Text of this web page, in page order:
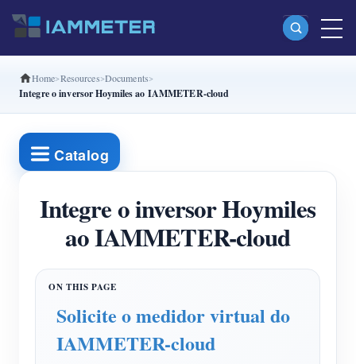
Produtos
Fase dividida Medidor de energia Wi-Fi (WEM2067)
Trifásico Medidor de energia Wi-Fi (WEM3046T)
Trifásico Medidor de energia Wi-Fi (WEM3050T)
Controlador de potência WiFi
Home Resources Documents
Integre o inversor Hoymiles ao IAMMETER-cloud
Catalog
Integre o inversor Hoymiles
ao IAMMETER-cloud
Solicite o medidor virtual do
IAMMETER-cloud